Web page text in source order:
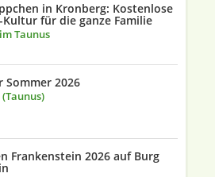
in Kronberg: Kostenlose
Kultur für die ganze Familie
Taunus
Sommer 2026
Frankenstein 2026 auf Burg